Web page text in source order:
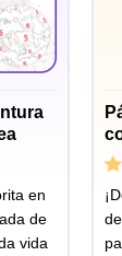
en
de
vida